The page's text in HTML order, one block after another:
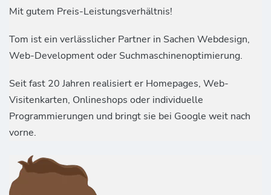
Mit gutem Preis-Leistungsverhältnis!
Tom ist ein verlässlicher Partner in Sachen Webdesign,
Web-Development oder Suchmaschinenoptimierung.
Seit fast 20 Jahren realisiert er Homepages, Web-
Visitenkarten, Onlineshops oder individuelle
Programmierungen und bringt sie bei Google weit nach
vorne.